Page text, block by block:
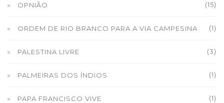
OPNIÃO (15)
ORDEM DE RIO BRANCO PARA A VIA CAMPESINA (1)
PALESTINA LIVRE (3)
PALMEIRAS DOS ÍNDIOS (1)
PAPA FRANCISCO VIVE (1)